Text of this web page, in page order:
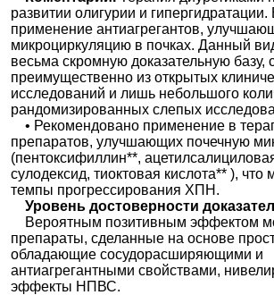
развитии олигурии и
применение антиагрегантов,
микроциркуляцию в почках. Данный
весьма скромную доказательную базу,
преимущественно из открытых
исследований и лишь небольшого
рандомизированных слепых
• Рекомендовано применение в
препаратов, улучшающих почечную
(пентоксифиллин**,
сулодексид, тиоктовая кислота** ), что
темпы прогрессирования ХПН.
Уровень достоверности
Вероятным позитивным эффектом
препараты, сделанные на основе
обладающие сосудорасширяющими и
антиагрегантными свойствами,
эффекты НПВС.